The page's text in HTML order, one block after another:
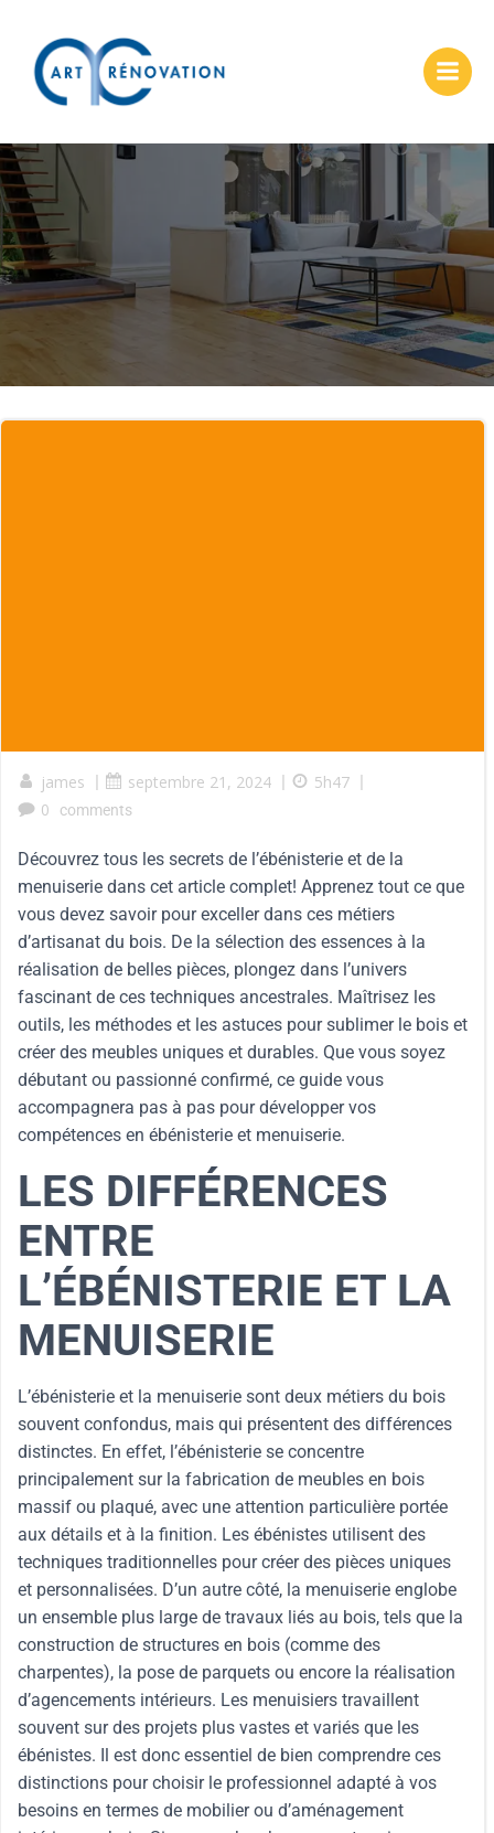
james | septembre 21, 2024 | 5h47 |
0
comments
Découvrez tous les secrets de l’ébénisterie et de la
menuiserie dans cet article complet! Apprenez tout ce que
vous devez savoir pour exceller dans ces métiers
d’artisanat du bois. De la sélection des essences à la
réalisation de belles pièces, plongez dans l’univers
fascinant de ces techniques ancestrales. Maîtrisez les
outils, les méthodes et les astuces pour sublimer le bois et
créer des meubles uniques et durables. Que vous soyez
débutant ou passionné confirmé, ce guide vous
accompagnera pas à pas pour développer vos
compétences en ébénisterie et menuiserie.
LES DIFFÉRENCES
ENTRE
L’ÉBÉNISTERIE ET LA
MENUISERIE
L’ébénisterie et la menuiserie sont deux métiers du bois
souvent confondus, mais qui présentent des différences
distinctes. En effet, l’ébénisterie se concentre
principalement sur la fabrication de meubles en bois
massif ou plaqué, avec une attention particulière portée
aux détails et à la finition. Les ébénistes utilisent des
techniques traditionnelles pour créer des pièces uniques
et personnalisées. D’un autre côté, la menuiserie englobe
un ensemble plus large de travaux liés au bois, tels que la
construction de structures en bois (comme des
charpentes), la pose de parquets ou encore la réalisation
d’agencements intérieurs. Les menuisiers travaillent
souvent sur des projets plus vastes et variés que les
ébénistes. Il est donc essentiel de bien comprendre ces
distinctions pour choisir le professionnel adapté à vos
besoins en termes de mobilier ou d’aménagement